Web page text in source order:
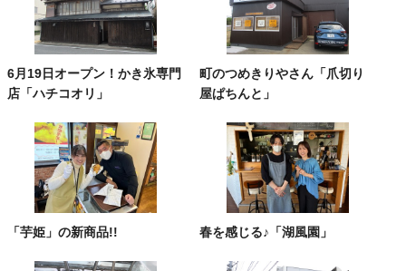
6月19日オープン！かき氷専門
店「ハチコオリ」
町のつめきりやさん「爪切り
屋ぱちんと」
「芋姫」の新商品!! 春を感じる♪「湖風園」